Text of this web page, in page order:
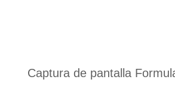
Captura de pantalla